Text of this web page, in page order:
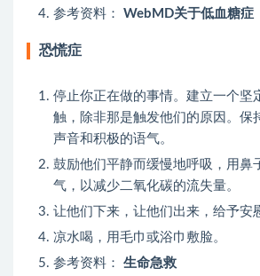
参考资料： WebMD关于低血糖症
恐慌症
停止你正在做的事情。建立一个坚
触，除非那是触发他们的原因。保
声音和积极的语气。
鼓励他们平静而缓慢地呼吸，用鼻
气，以减少二氧化碳的流失量。
让他们下来，让他们出来，给予安
凉水喝，用毛巾或浴巾敷脸。
参考资料： 生命急救